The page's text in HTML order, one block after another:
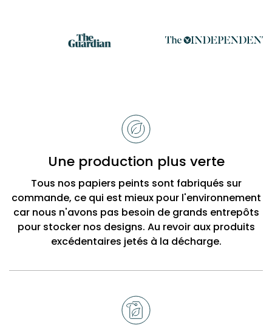
BobbiUne production plus verte
Tous nos papiers peints sont fabriqués sur
commande, ce qui est mieux pour l'environnement
car nous n'avons pas besoin de grands entrepôts
pour stocker nos designs. Au revoir aux produits
excédentaires jetés à la décharge.